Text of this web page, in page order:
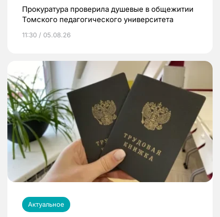
Прокуратура проверила душевые в общежитии
Томского педагогического университета
11:30 / 05.08.26
Актуальное